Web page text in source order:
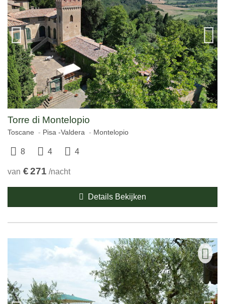
Torre di Montelopio
Toscane Pisa -Valdera Montelopio
8 4 4
van €271 /nacht
Details Bekijken